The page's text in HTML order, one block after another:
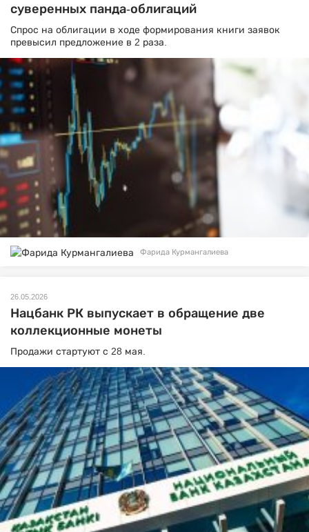
суверенных панда-облигаций
Спрос на облигации в ходе формирования книги заявок
превысил предложение в 2 раза.
Фарида Курмангалиева
26.05.2026
Нацбанк РК выпускает в обращение две
коллекционные монеты
Продажи стартуют с 28 мая.